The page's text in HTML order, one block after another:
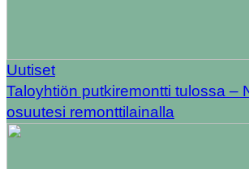
Uutiset
Taloyhtiön putkiremontti tulossa –
osuutesi remonttilainalla